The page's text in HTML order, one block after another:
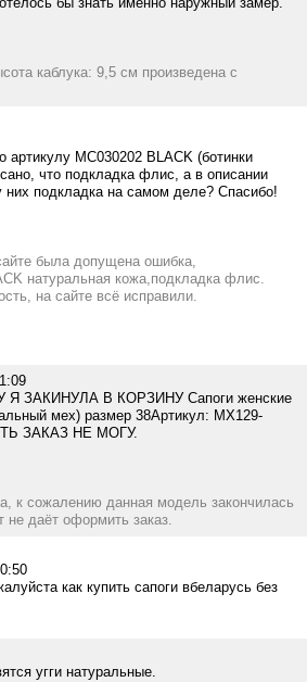
каблука: 9,5 см произведена с
артикулу MC030202 BLACK (ботинки
что подкладка флис, а в описании
них подкладка на самом деле? Спасибо!
была допущена ошибка,
натуральная кожа,подкладка флис.
на сайте всё исправили.
ЗАКИНУЛА В КОРЗИНУ Сапоги женские
мех) размер 38Артикул: MX129-
ЗАКАЗ НЕ МОГУ.
к сожалению данная модель закончилась
не даёт оформить заказ.
как купить сапоги вбеларусь без
угги натуральные.